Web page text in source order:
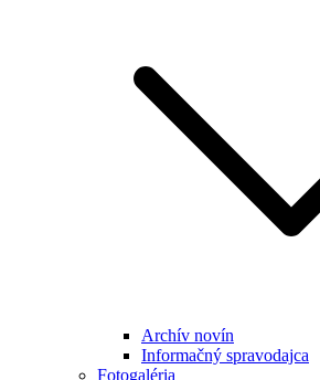
Archív novín
Informačný spravodajca
Fotogaléria